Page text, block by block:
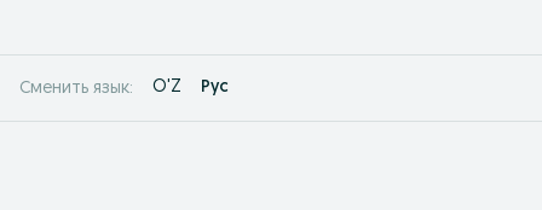
Сменить язык: O'Z Рус